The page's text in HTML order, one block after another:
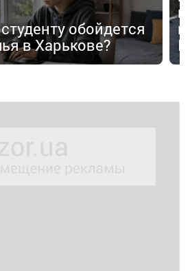
обойдется
в Харькове?